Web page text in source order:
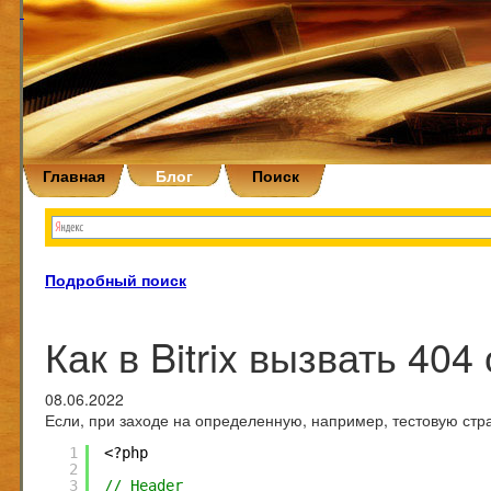
Главная Блог Поиск
Подробный поиск
Как в Bitrix вызвать
08.06.2022
Если, при заходе на определенную, например, тестовую
1
2
3
<?php
// Header